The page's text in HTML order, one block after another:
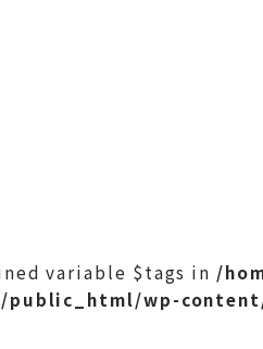
variable $tags in /
public_html/wp-